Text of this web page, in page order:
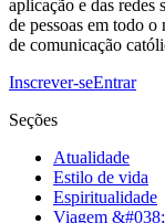
aplicação e das redes
de pessoas em todo
de comunicação
Inscrever-seEntrar
Seções
Atualidade
Estilo de vida
Espiritualidade
Viagem